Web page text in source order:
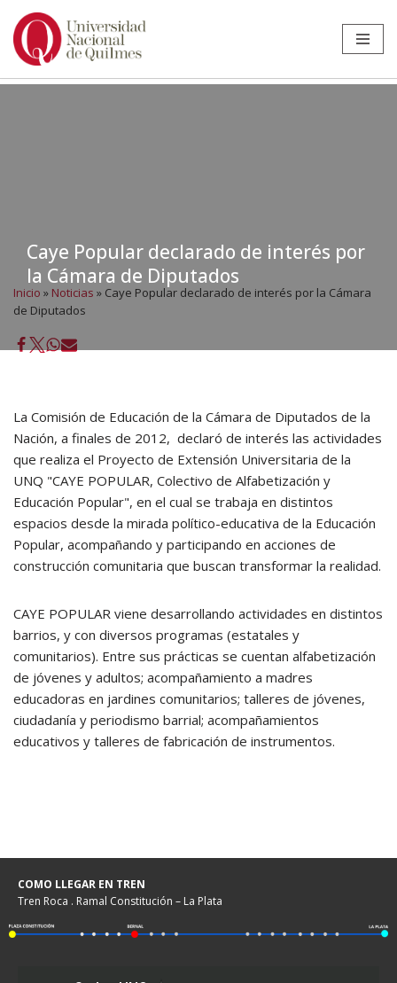
Ir
Caye Popular declarado de interés por
la Cámara de Diputados
Inicio » Noticias » Caye Popular declarado de interés por la Cámara
de Diputados
La Comisión de Educación de la Cámara de Diputados de la
Nación, a finales de 2012, declaró de interés las actividades
que realiza el Proyecto de Extensión Universitaria de la
UNQ "CAYE POPULAR, Colectivo de Alfabetización y
Educación Popular", en el cual se trabaja en distintos
espacios desde la mirada político-educativa de la Educación
Popular, acompañando y participando en acciones de
construcción comunitaria que buscan transformar la realidad.
CAYE POPULAR viene desarrollando actividades en distintos
barrios, y con diversos programas (estatales y
comunitarios). Entre sus prácticas se cuentan alfabetización
de jóvenes y adultos; acompañamiento a madres
educadoras en jardines comunitarios; talleres de jóvenes,
ciudadanía y periodismo barrial; acompañamientos
educativos y talleres de fabricación de instrumentos.
COMO LLEGAR EN TREN
Tren Roca . Ramal Constitución – La Plata